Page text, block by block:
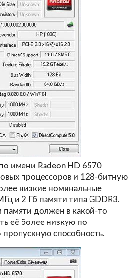
имени Radeon HD 6570
процессоров и 128-битную
низкие номинальные
и 2 Гб памяти типа GDDR3.
должен в какой-то
её более низкую по
пропускную способность.